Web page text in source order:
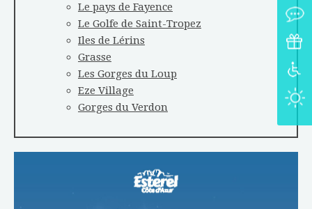
Le pays de Fayence
Le Golfe de Saint-Tropez
Iles de Lérins
Grasse
Les Gorges du Loup
Eze Village
Gorges du Verdon